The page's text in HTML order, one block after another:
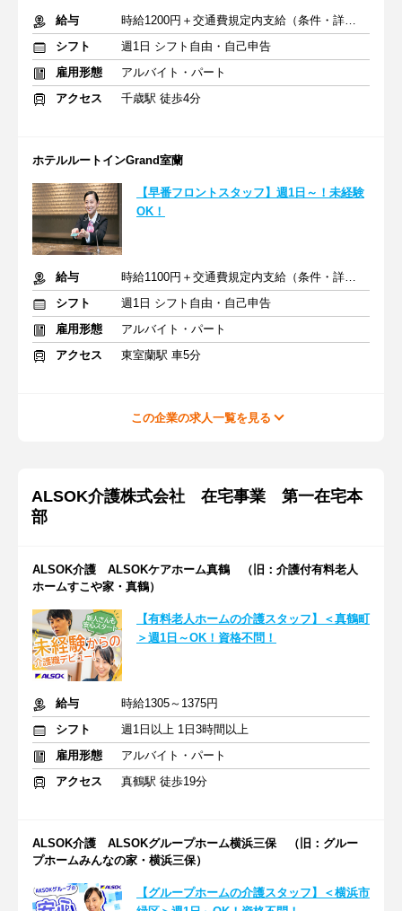
給与
時給1200円＋交通費規定内支給（条件・詳細は面接にて）
シフト
週1日 シフト自由・自己申告
雇用形態
アルバイト・パート
アクセス
千歳駅 徒歩4分
ホテルルートインGrand室蘭
【早番フロントスタッフ】週1日～！未経験
OK！
給与
時給1100円＋交通費規定内支給（条件・詳細は面接にて）
シフト
週1日 シフト自由・自己申告
雇用形態
アルバイト・パート
アクセス
東室蘭駅 車5分
この企業の求人一覧を見る
ALSOK介護株式会社 在宅事業 第一在宅本
部
ALSOK介護 ALSOKケアホーム真鶴 （旧：介護付有料老人
ホームすこや家・真鶴）
【有料老人ホームの介護スタッフ】＜真鶴町
＞週1日～OK！資格不問！
給与
時給1305～1375円
シフト
週1日以上 1日3時間以上
雇用形態
アルバイト・パート
アクセス
真鶴駅 徒歩19分
ALSOK介護 ALSOKグループホーム横浜三保 （旧：グルー
プホームみんなの家・横浜三保）
【グループホームの介護スタッフ】＜横浜市